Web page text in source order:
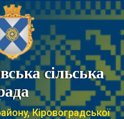
сільська
Кіровоградської